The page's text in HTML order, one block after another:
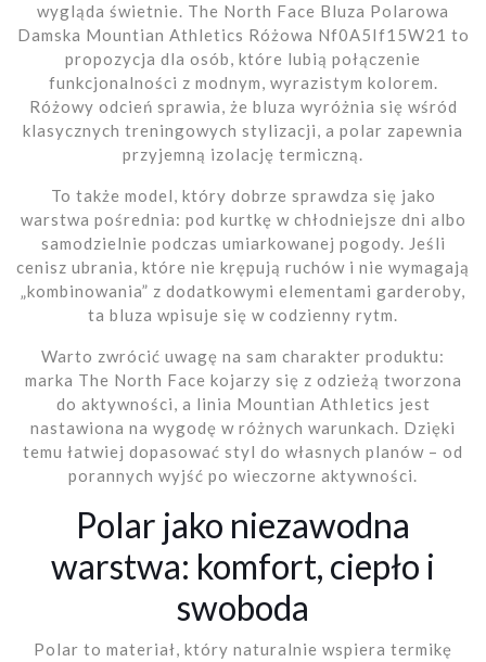
wygląda świetnie. The North Face Bluza Polarowa
Damska Mountian Athletics Różowa Nf0A5If15W21 to
propozycja dla osób, które lubią połączenie
funkcjonalności z modnym, wyrazistym kolorem.
Różowy odcień sprawia, że bluza wyróżnia się wśród
klasycznych treningowych stylizacji, a polar zapewnia
przyjemną izolację termiczną.
To także model, który dobrze sprawdza się jako
warstwa pośrednia: pod kurtkę w chłodniejsze dni albo
samodzielnie podczas umiarkowanej pogody. Jeśli
cenisz ubrania, które nie krępują ruchów i nie wymagają
„kombinowania” z dodatkowymi elementami garderoby,
ta bluza wpisuje się w codzienny rytm.
Warto zwrócić uwagę na sam charakter produktu:
marka The North Face kojarzy się z odzieżą tworzona
do aktywności, a linia Mountian Athletics jest
nastawiona na wygodę w różnych warunkach. Dzięki
temu łatwiej dopasować styl do własnych planów – od
porannych wyjść po wieczorne aktywności.
Polar jako niezawodna
warstwa: komfort, ciepło i
swoboda
Polar to materiał, który naturalnie wspiera termikę